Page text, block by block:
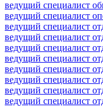
ведущий специалист
ведущий специалист
ведущий специалист
ведущий специалист
ведущий специалист
ведущий специалист
ведущий специалист
ведущий специалист
ведущий специалист
ведущий специалист